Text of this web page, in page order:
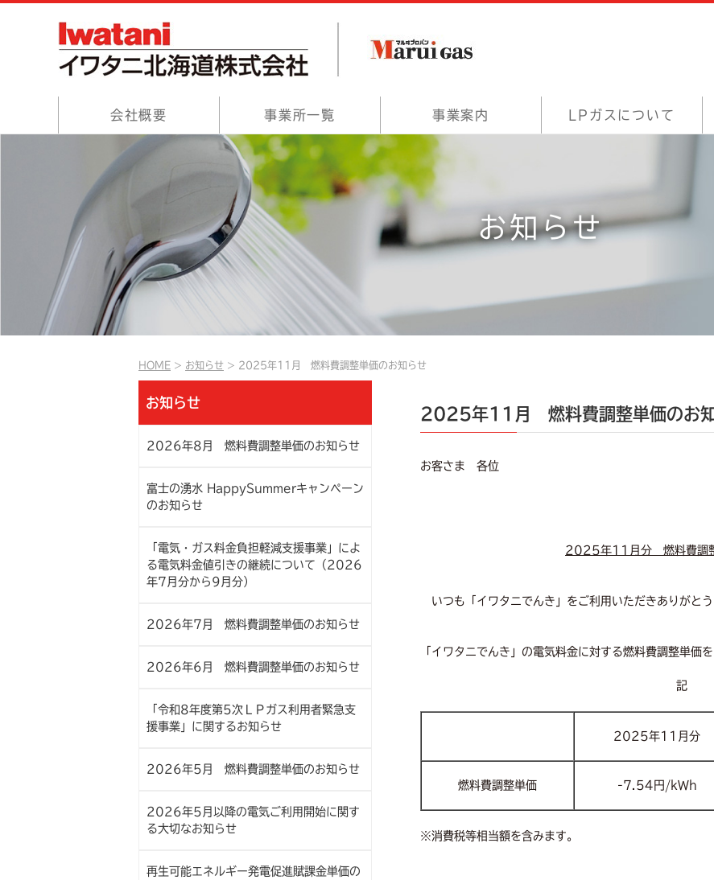
会社概要 事業所一覧 事業案内 LPガスについて
お知らせ
HOME お知らせ 2025年11月 燃料費調整単価のお知らせ
お知らせ
2026年8月 燃料費調整単価のお知らせ
富士の湧水 HappySummerキャンペーン
のお知らせ
「電気・ガス料金負担軽減支援事業」によ
る電気料金値引きの継続について（2026
年7月分から9月分）
2026年7月 燃料費調整単価のお知らせ
2026年6月 燃料費調整単価のお知らせ
「令和8年度第5次ＬＰガス利用者緊急支
援事業」に関するお知らせ
2026年5月 燃料費調整単価のお知らせ
2026年5月以降の電気ご利用開始に関す
る大切なお知らせ
再生可能エネルギー発電促進賦課金単価の
2025年11月 燃料費調整単価のお
お客さま 各位
2025年11月分 燃料費調
いつも「イワタニでんき」をご利用いただきありがとう
「イワタニでんき」の電気料金に対する燃料費調整単価
記
2025年11月分
燃料費調整単価 -7.54円/kWh
※消費税等相当額を含みます。